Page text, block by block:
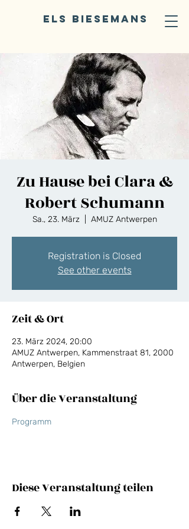
ELS BIESEMANS
Zu Hause bei Clara &
Robert Schumann
Sa., 23. März
  |
AMUZ Antwerpen
Registration is Closed
See other events
Zeit & Ort
23. März 2024, 20:00
AMUZ Antwerpen, Kammenstraat 81, 2000
Antwerpen, Belgien
Über die Veranstaltung
Programm
Diese Veranstaltung teilen